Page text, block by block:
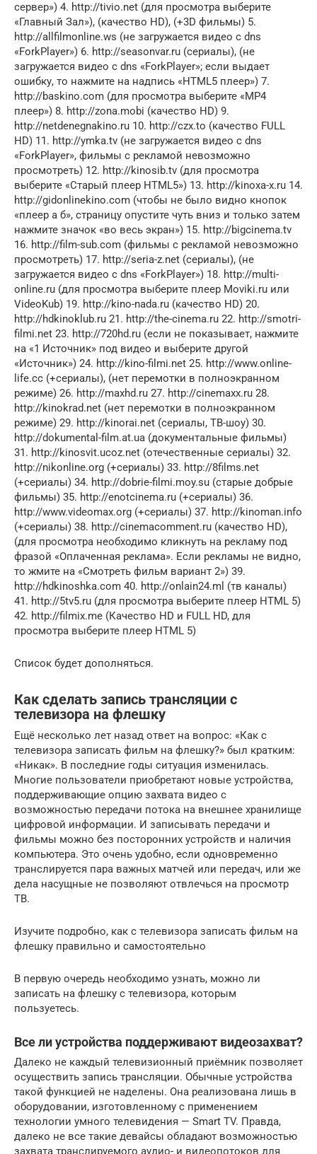
сервер») 4. http://tivio.net (для просмотра выберите
«Главный Зал»), (качество HD), (+3D фильмы) 5.
http://allfilmonline.ws (не загружается видео с dns
«ForkPlayer») 6. http://seasonvar.ru (сериалы), (не
загружается видео с dns «ForkPlayer»; если выдает
ошибку, то нажмите на надпись «HTML5 плеер») 7.
http://baskino.com (для просмотра выберите «MP4
плеер») 8. http://zona.mobi (качество HD) 9.
http://netdenegnakino.ru 10. http://czx.to (качество FULL
HD) 11. http://ymka.tv (не загружается видео с dns
«ForkPlayer», фильмы с рекламой невозможно
просмотреть) 12. http://kinosib.tv (для просмотра
выберите «Старый плеер HTML5») 13. http://kinoxa-x.ru 14.
http://gidonlinekino.com (чтобы не было видно кнопок
«плеер а б», страницу опустите чуть вниз и только затем
нажмите значок «во весь экран») 15. http://bigcinema.tv
16. http://film-sub.com (фильмы с рекламой невозможно
просмотреть) 17. http://seria-z.net (сериалы), (не
загружается видео с dns «ForkPlayer») 18. http://multi-
online.ru (для просмотра выберите плеер Moviki.ru или
VideoKub) 19. http://kino-nada.ru (качество HD) 20.
http://hdkinoklub.ru 21. http://the-cinema.ru 22. http://smotri-
filmi.net 23. http://720hd.ru (если не показывает, нажмите
на «1 Источник» под видео и выберите другой
«Источник») 24. http://kino-filmi.net 25. http://www.online-
life.cc (+сериалы), (нет перемотки в полноэкранном
режиме) 26. http://maxhd.ru 27. http://cinemaxx.ru 28.
http://kinokrad.net (нет перемотки в полноэкранном
режиме) 29. http://kinorai.net (сериалы, ТВ-шоу) 30.
http://dokumental-film.at.ua (документальные фильмы)
31. http://kinosvit.ucoz.net (отечественные сериалы) 32.
http://nikonline.org (+сериалы) 33. http://8films.net
(+сериалы) 34. http://dobrie-filmi.moy.su (старые добрые
фильмы) 35. http://enotcinema.ru (+сериалы) 36.
http://www.videomax.org (+сериалы) 37. http://kinoman.info
(+сериалы) 38. http://cinemacomment.ru (качество HD),
(для просмотра необходимо кликнуть на рекламу под
фразой «Оплаченная реклама». Если рекламы не видно,
то жмите на «Смотреть фильм вариант 2») 39.
http://hdkinoshka.com 40. http://onlain24.ml (тв каналы)
41. http://5tv5.ru (для просмотра выберите плеер HTML 5)
42. http://filmix.me (Качество HD и FULL HD, для
просмотра выберите плеер HTML 5)
Список будет дополняться.
Как сделать запись трансляции с
телевизора на флешку
Ещё несколько лет назад ответ на вопрос: «Как с
телевизора записать фильм на флешку?» был кратким:
«Никак». В последние годы ситуация изменилась.
Многие пользователи приобретают новые устройства,
поддерживающие опцию захвата видео с
возможностью передачи потока на внешнее хранилище
цифровой информации. И записывать передачи и
фильмы можно без посторонних устройств и наличия
компьютера. Это очень удобно, если одновременно
транслируется пара важных матчей или передач, или же
дела насущные не позволяют отвлечься на просмотр
ТВ.
Изучите подробно, как с телевизора записать фильм на
флешку правильно и самостоятельно
В первую очередь необходимо узнать, можно ли
записать на флешку с телевизора, которым
пользуетесь.
Все ли устройства поддерживают видеозахват?
Далеко не каждый телевизионный приёмник позволяет
осуществить запись трансляции. Обычные устройства
такой функцией не наделены. Она реализована лишь в
оборудовании, изготовленному с применением
технологии умного телевидения — Smart TV. Правда,
далеко не все такие девайсы обладают возможностью
захвата транслируемого аудио- и видеопотоков для